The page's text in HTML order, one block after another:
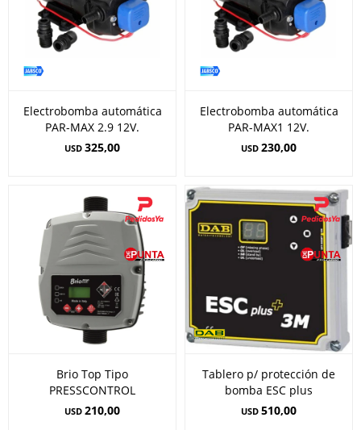
Electrobomba automática
PAR-MAX 2.9 12V.
USD 325,00
Electrobomba automática
PAR-MAX1 12V.
USD 230,00
Brio Top Tipo
PRESSCONTROL
USD 210,00
Tablero p/ protección de
bomba ESC plus
USD 510,00